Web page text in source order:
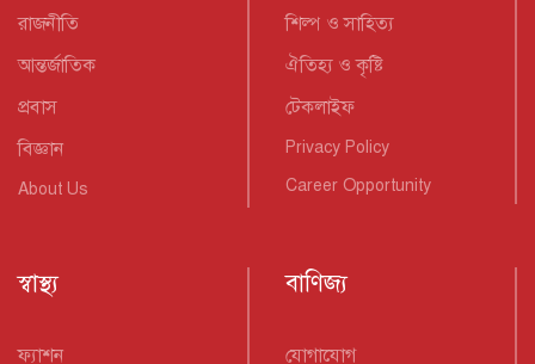
রাজনীতি
আন্তর্জাতিক
প্রবাস
বিজ্ঞান
About Us
শিল্প ও সাহিত্য
ঐতিহ্য ও কৃষ্টি
টেকলাইফ
Privacy Policy
Career Opportunity
স্বাস্থ্য
ফ্যাশন
বাণিজ্য
যোগাযোগ